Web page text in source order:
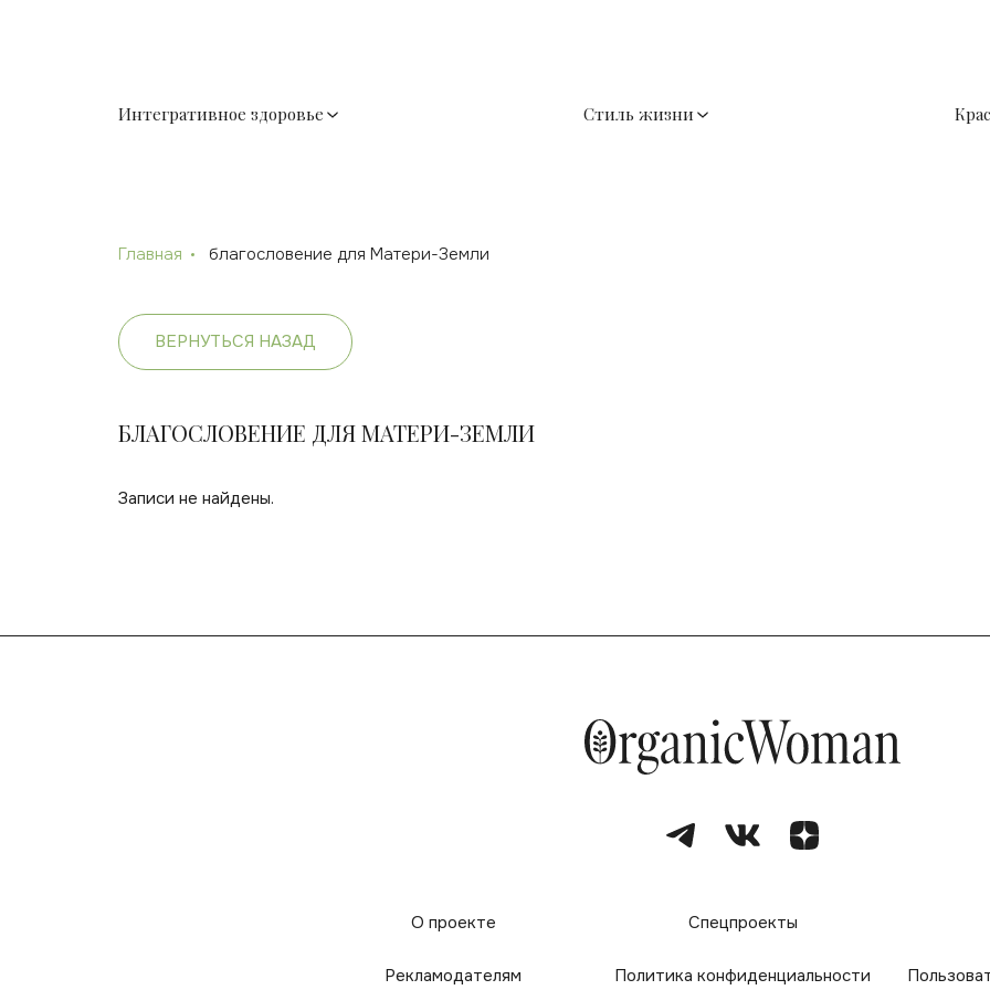
Интегративное здоровье Стиль жизни
Главная благословение для Матери-Земли
ВЕРНУТЬСЯ НАЗАД
БЛАГОСЛОВЕНИЕ ДЛЯ МАТЕРИ-ЗЕМЛИ
Записи не найдены.
О проекте Спецпроекты
Рекламодателям Политика конфиденциальности